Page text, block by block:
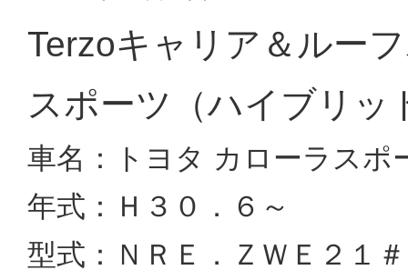
Terzoキャリア＆ルー
スポーツ（ハイブリッ
車名：トヨタ カローラスポ
年式：Ｈ３０．６～
型式：ＮＲＥ．ＺＷＥ２１＃